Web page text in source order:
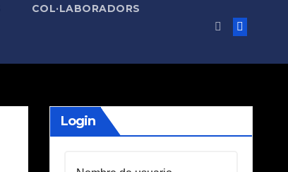
COL·LABORADORS
Login